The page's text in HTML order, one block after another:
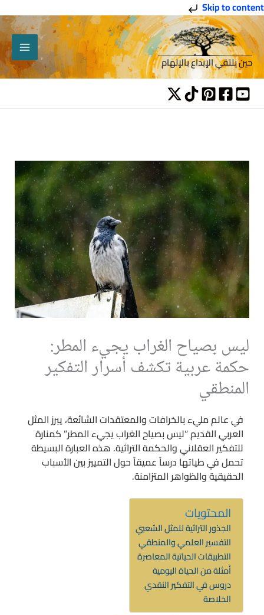
Skip to content
تخطي
إلى
المحتوى
حين يلتقي الإبداع بالإلهام
ليس بصياح الغراب يجيء المطر:
حكمة عربية تكشف أسرار التفكير
المنطقي
في عالم مليء بالخرافات والمعتقدات الشائعة، يبرز المثل
العربي القديم “ليس بصياح الغراب يجيء المطر” كمنارة
للتفكير العقلاني والحكمة التراثية. هذه العبارة البسيطة
تحمل في طياتها درساً عميقاً حول التمييز بين الأسباب
الحقيقية والظواهر المتزامنة.
المحتويات
الجذور التراثية للمثل الشعبي
التفسير العلمي والمنطقي
التطبيقات الحياتية المعاصرة
أمثلة من الحياة اليومية
دروس في التفكير النقدي
الخلاصة